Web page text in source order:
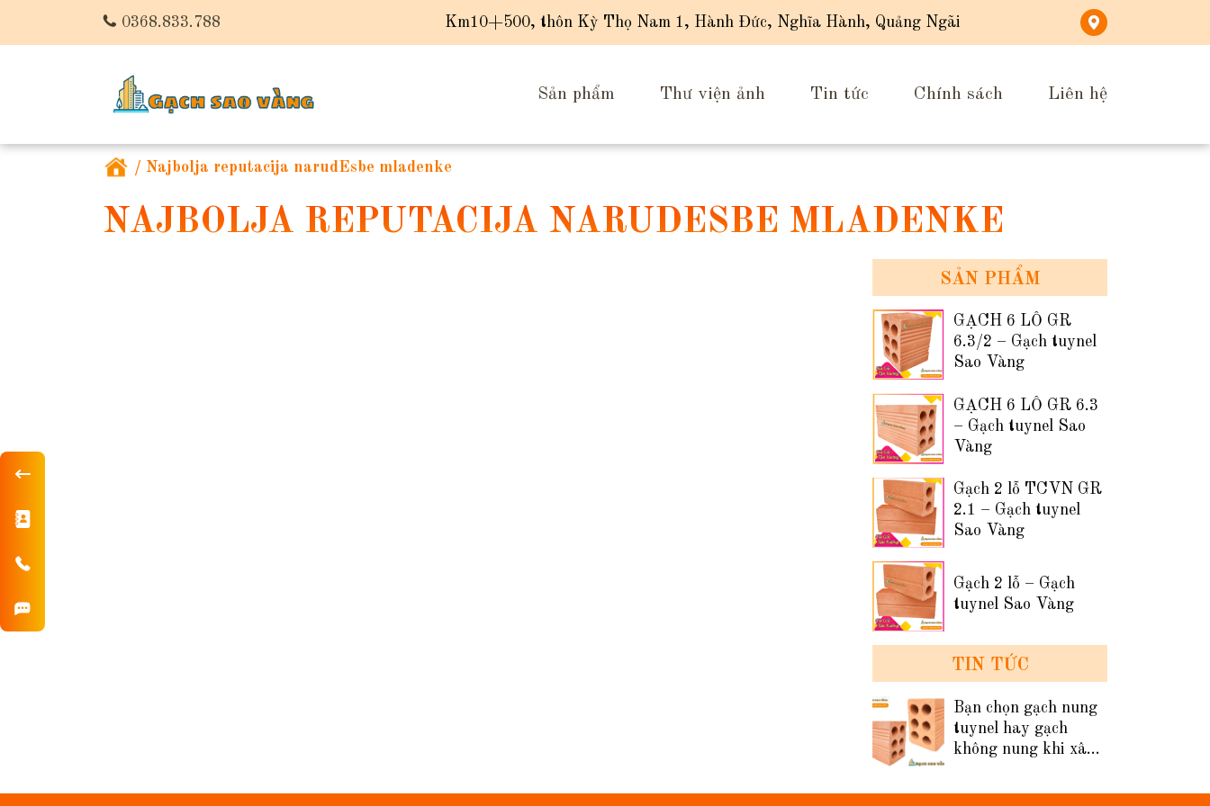
0368.833.788 Km10+500, thôn Kỳ Thọ Nam 1, Hành Đức, Nghĩa Hành, Quảng Ngãi
Sản phẩm Thư viện ảnh Tin tức Chính sách Liên hệ
/ Najbolja reputacija narudЕѕbe mladenke
NAJBOLJA REPUTACIJA NARUDЕЅBE MLADENKE
SẢN PHẨM
GẠCH 6 LỖ GR
6.3/2 – Gạch tuynel
Sao Vàng
GẠCH 6 LỖ GR 6.3
– Gạch tuynel Sao
Vàng
Gạch 2 lỗ TCVN GR
2.1 – Gạch tuynel
Sao Vàng
Gạch 2 lỗ – Gạch
tuynel Sao Vàng
TIN TỨC
Bạn chọn gạch nung
tuynel hay gạch
không nung khi xây